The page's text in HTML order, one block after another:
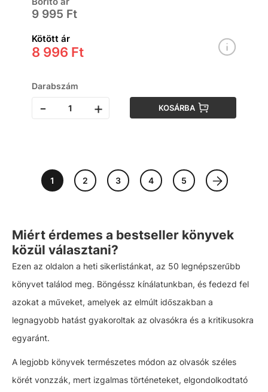
9 995 Ft
Kötött ár
8 996 Ft
Darabszám
- + KOSÁRBA
1 2 3 4 5
Miért érdemes a bestseller könyvek
közül választani?
Ezen az oldalon a heti sikerlistánkat, az 50 legnépszerűbb
könyvet találod meg. Böngéssz kínálatunkban, és fedezd fel
azokat a műveket, amelyek az elmúlt időszakban a
legnagyobb hatást gyakoroltak az olvasókra és a kritikusokra
egyaránt.
A legjobb könyvek természetes módon az olvasók széles
körét vonzzák, mert izgalmas történeteket, elgondolkodtató